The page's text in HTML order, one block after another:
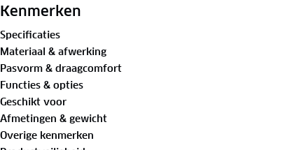
Kenmerken
Specificaties
Materiaal & afwerking
Pasvorm & draagcomfort
Functies & opties
Geschikt voor
Afmetingen & gewicht
Overige kenmerken